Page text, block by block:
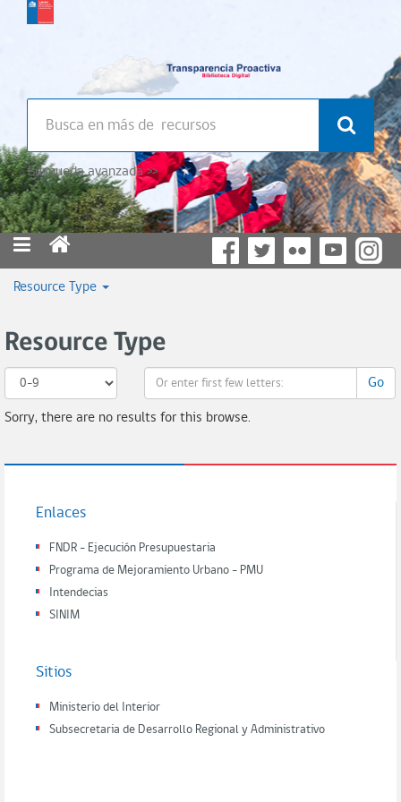
Búsqueda avanzada >>
Resource Type
Resource Type
Go
Sorry, there are no results for this browse.
Enlaces
FNDR - Ejecución Presupuestaria
Programa de Mejoramiento Urbano - PMU
Intendecias
SINIM
Sitios
Ministerio del Interior
Subsecretaria de Desarrollo Regional y Administrativo